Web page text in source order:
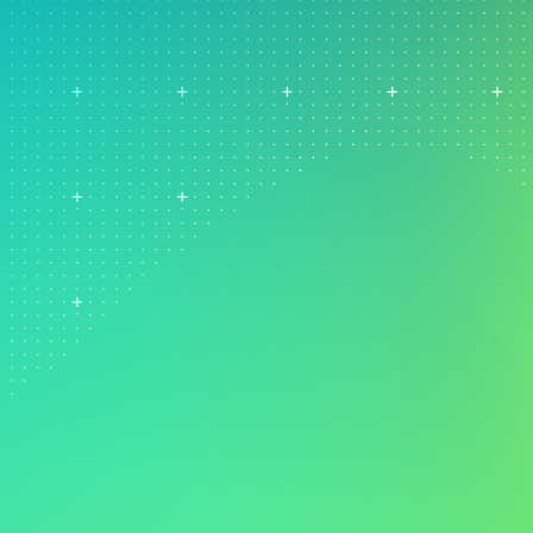
Análise de dados de
marketing
Pesquisa e
Desenvolvimento